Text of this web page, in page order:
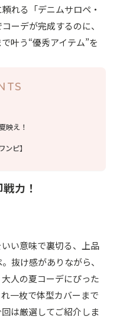
れる「デニムサロペ・
ーデが完成するのに、
叶う“優秀アイテム”を
映え！
ピ】
力！
い意味で裏切る、上品
抜け感がありながら、
人の夏コーデにぴった
一枚で体型カバーまで
は厳選してご紹介しま